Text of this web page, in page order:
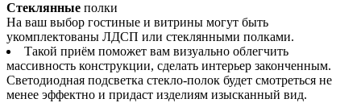
Стеклянные полки
На ваш выбор гостиные и витрины могут быть
укомплектованы ЛДСП или стеклянными полками.
Такой приём поможет вам визуально облегчить
массивность конструкции, сделать интерьер законченным.
Светодиодная подсветка стекло-полок будет смотреться не
менее эффектно и придаст изделиям изысканный вид.